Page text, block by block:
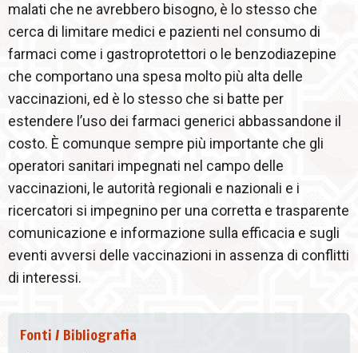
malati che ne avrebbero bisogno, è lo stesso che
cerca di limitare medici e pazienti nel consumo di
farmaci come i gastroprotettori o le benzodiazepine
che comportano una spesa molto più alta delle
vaccinazioni, ed è lo stesso che si batte per
estendere l’uso dei farmaci generici abbassandone il
costo. È comunque sempre più importante che gli
operatori sanitari impegnati nel campo delle
vaccinazioni, le autorità regionali e nazionali e i
ricercatori si impegnino per una corretta e trasparente
comunicazione e informazione sulla efficacia e sugli
eventi avversi delle vaccinazioni in assenza di conflitti
di interessi.
Fonti / Bibliografia